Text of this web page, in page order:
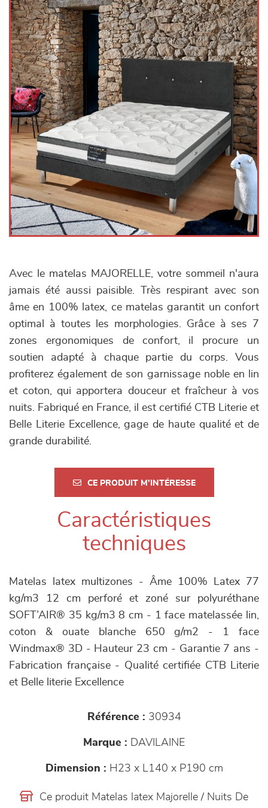
Avec le matelas MAJORELLE, votre sommeil n'aura
jamais été aussi paisible. Très respirant avec son
âme en 100% latex, ce matelas garantit un confort
optimal à toutes les morphologies. Grâce à ses 7
zones ergonomiques de confort, il procure un
soutien adapté à chaque partie du corps. Vous
profiterez également de son garnissage noble en lin
et coton, qui apportera douceur et fraîcheur à vos
nuits. Fabriqué en France, il est certifié CTB Literie et
Belle Literie Excellence, gage de haute qualité et de
grande durabilité.
CE PRODUIT M'INTÉRESSE
Caractéristiques
techniques
Matelas latex multizones - Âme 100% Latex 77
kg/m3 12 cm perforé et zoné sur polyuréthane
SOFT’AIR® 35 kg/m3 8 cm - 1 face matelassée lin,
coton & ouate blanche 650 g/m2 - 1 face
Windmax® 3D - Hauteur 23 cm - Garantie 7 ans -
Fabrication française - Qualité certifiée CTB Literie
et Belle literie Excellence
Référence : 30934
Marque : DAVILAINE
Dimension : H23 x L140 x P190 cm
Ce produit Matelas latex Majorelle / Nuits De